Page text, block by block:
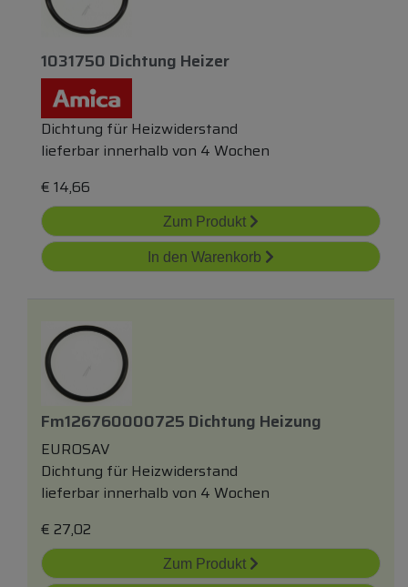
1031750 Dichtung Heizer
Dichtung für Heizwiderstand
lieferbar innerhalb von 4 Wochen
€ 14,66
Zum Produkt
In den Warenkorb
Fm126760000725 Dichtung Heizung
EUROSAV
Dichtung für Heizwiderstand
lieferbar innerhalb von 4 Wochen
€ 27,02
Zum Produkt